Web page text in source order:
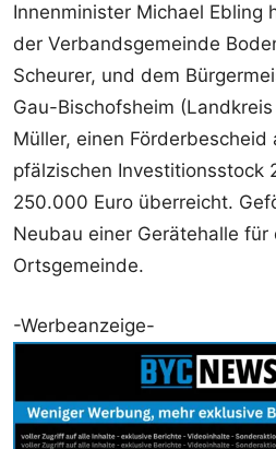
Innenminister Michael Ebling
der Verbandsgemeinde
Scheurer, und dem
Gau-Bischofsheim (Landkreis
Müller, einen
pfälzischen Investitionsstock
250.000 Euro überreicht.
Neubau einer Gerätehalle
Ortsgemeinde.
-Werbeanzeige-